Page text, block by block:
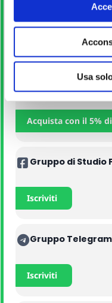
Usa
Acquista con il 5%
Gruppo di Studio
Iscriviti
Gruppo Telegram
Iscriviti